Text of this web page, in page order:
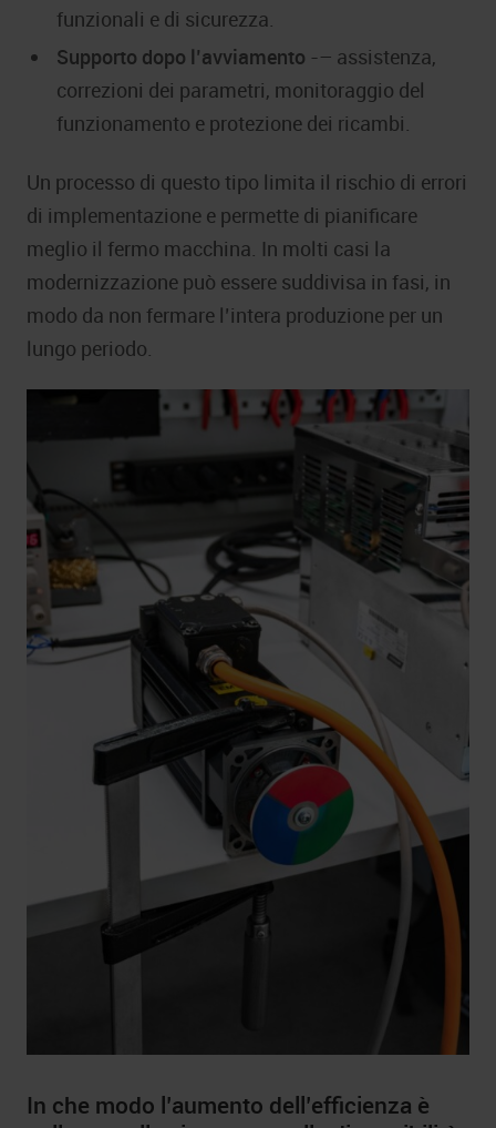
funzionali e di sicurezza.
Supporto dopo l’avviamento -– assistenza,
correzioni dei parametri, monitoraggio del
funzionamento e protezione dei ricambi.
Un processo di questo tipo limita il rischio di errori
di implementazione e permette di pianificare
meglio il fermo macchina. In molti casi la
modernizzazione può essere suddivisa in fasi, in
modo da non fermare l’intera produzione per un
lungo periodo.
In che modo l’aumento dell’efficienza è